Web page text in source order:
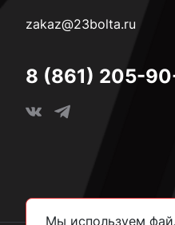
zakaz@23bolta.ru
8 (861) 205-
Мы используем